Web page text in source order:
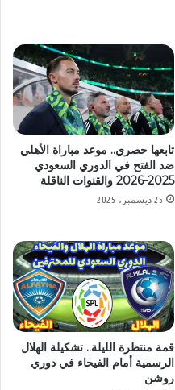
تابعها حصري.. موعد مباراة الأهلي
ضد الفتح في الدوري السعودي
2025-2026 والقنوات الناقلة
25 ديسمبر، 2025
قمة منتظرة الليلة.. تشكيلة الهلال
الرسمية أمام الفيحاء في دوري
روشن